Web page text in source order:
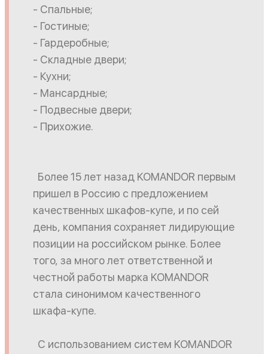
- Спальные;
- Гостиные;
- Гардеробные;
- Складные двери;
- Кухни;
- Мансардные;
- Подвесные двери;
- Прихожие.
Более 15 лет назад KOMANDOR первым
пришел в Россию с предложением
качественных шкафов-купе, и по сей
день, компания сохраняет лидирующие
позиции на российском рынке. Более
того, за много лет ответственной и
честной работы марка KOMANDOR
стала синонимом качественного
шкафа-купе.
С использованием систем KOMANDOR